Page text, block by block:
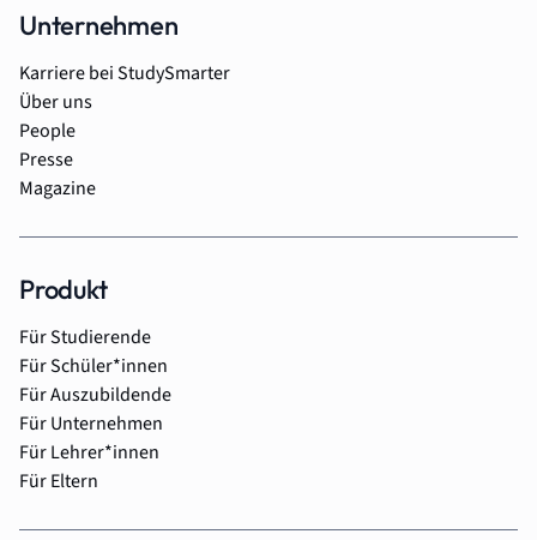
Unternehmen
Karriere bei StudySmarter
Über uns
People
Presse
Magazine
Produkt
Für Studierende
Für Schüler*innen
Für Auszubildende
Für Unternehmen
Für Lehrer*innen
Für Eltern